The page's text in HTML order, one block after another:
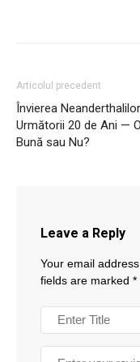
Articolul precedent
Învierea
Următorii 20 de Ani —
Bună sau Nu?
Leave a Reply
Your email
fields are marked *